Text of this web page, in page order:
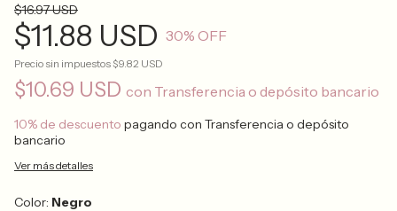
$16.97 USD
$11.88 USD 30% OFF
Precio sin impuestos $9.82 USD
$10.69 USD con Transferencia o depósito bancario
10% de descuento pagando con Transferencia o depósito
bancario
Ver más detalles
Color: Negro